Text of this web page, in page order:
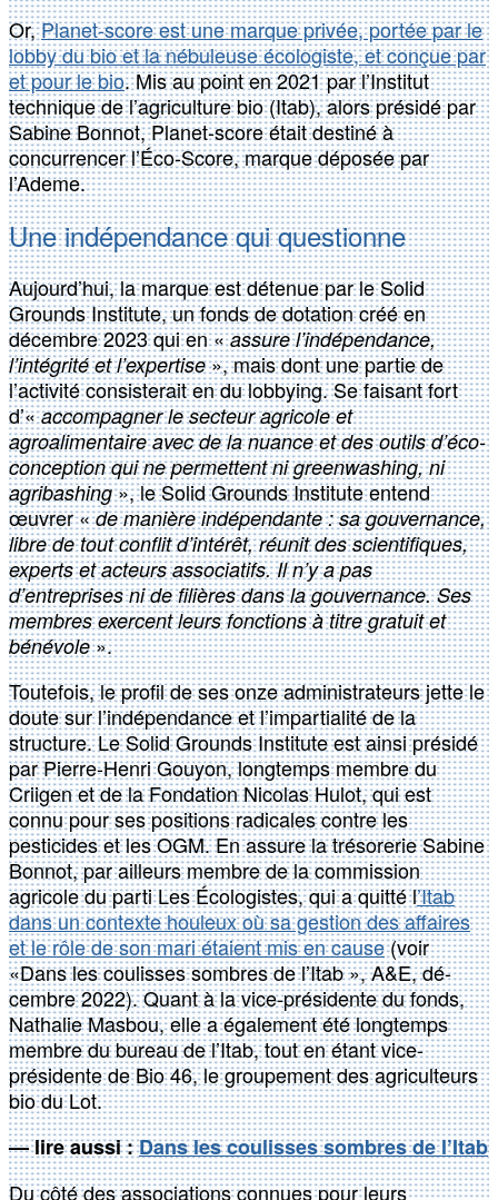
Or,Planet-score est une marque privée, portée par le
lobby du bio et la nébuleuse écologiste, et conçue par
et pour le bio. Mis au point en 2021 par l’Institut
technique de l’agriculture bio (Itab), alors présidé par
Sabine Bonnot, Planet-score était destiné à
concurrencer l’Éco-Score, marque déposée par
l’Ademe.
Une indépendance qui questionne
Aujourd’hui, la marque est détenue par le Solid
Grounds Institute, un fonds de dotation créé en
décembre 2023 qui en «assure l’indépendance,
l’intégrité et l’expertise», mais dont une partie de
l’activité consisterait en du lobbying. Se faisant fort
d’«accompagner le secteur agricole et
agroalimentaire avec de la nuance et des outils d’éco-
conception qui ne permettent ni greenwashing, ni
agribashing», le Solid Grounds Institute entend
œuvrer «de manière indépendante : sa gouvernance,
libre de tout conflit d’intérêt, réunit des scientifiques,
experts et acteurs associatifs. Il n’y a pas
d’entreprises ni de filières dans la gouvernance. Ses
membres exercent leurs fonctions à titre gratuit et
bénévole».
Toutefois, le profil de ses onze administrateurs jette le
doute sur l’indépendance et l’impartialité de la
structure. Le Solid Grounds Institute est ainsi présidé
par Pierre-Henri Gouyon, longtemps membre du
Criigen et de la Fondation Nicolas Hulot, qui est
connu pour ses positions radicales contre les
pesticides et les OGM. En assure la trésorerie Sabine
Bonnot, par ailleurs membre de la commission
agricole du parti Les Écologistes, qui a quitté l’Itab
dans un contexte houleux où sa gestion des affaires
et le rôle de son mari étaient mis en cause(voir
«Dans les coulisses sombres de l’Itab », A&E, dé-
cembre 2022). Quant à la vice-présidente du fonds,
Nathalie Masbou, elle a également été longtemps
membre du bureau de l’Itab, tout en étant vice-
présidente de Bio 46, le groupement des agriculteurs
bio du Lot.
— lire aussi :Dans les coulisses sombres de l’Itab
Du côté des associations connues pour leurs